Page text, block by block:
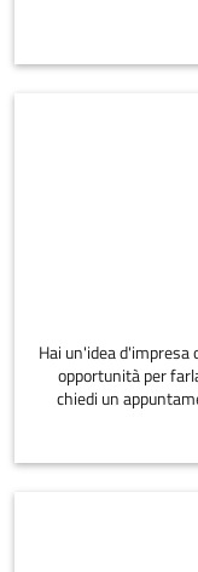
Hai un'idea
opportunità per
chiedi un